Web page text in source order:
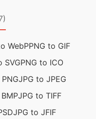
WebPPNG to GIF
SVGPNG to ICO
JPG to JPEG
JPG to TIFF
JPG to JFIF